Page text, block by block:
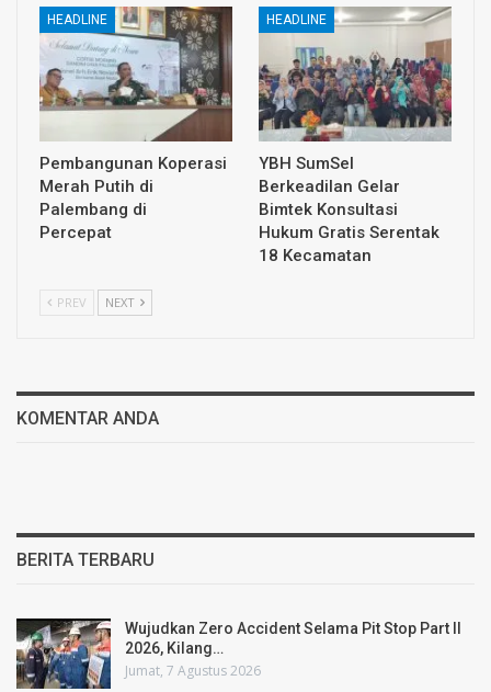
HEADLINE
Pembangunan Koperasi
Merah Putih di
Palembang di
Percepat
HEADLINE
YBH SumSel
Berkeadilan Gelar
Bimtek Konsultasi
Hukum Gratis Serentak
18 Kecamatan
PREV NEXT
KOMENTAR ANDA
BERITA TERBARU
Wujudkan Zero Accident Selama Pit Stop Part II
2026, Kilang…
Jumat, 7 Agustus 2026